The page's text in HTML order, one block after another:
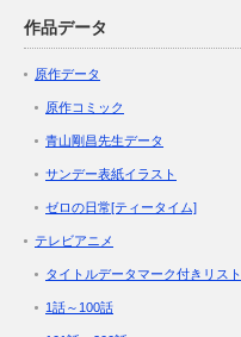
作品データ
原作データ
原作コミック
青山剛昌先生データ
サンデー表紙イラスト
ゼロの日常[ティータイム]
テレビアニメ
タイトルデータマーク付きリスト
1話～100話